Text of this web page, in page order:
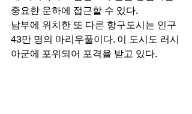
중요한 운하에 접근할 수 있다.
남부에 위치한 또 다른 항구도시는 인구
43만 명의 마리우풀이다. 이 도시도 러시
아군에 포위되어 포격을 받고 있다.